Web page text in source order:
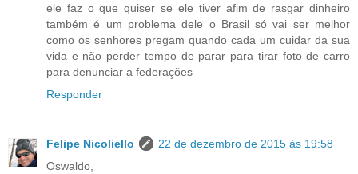
ele faz o que quiser se ele tiver afim de rasgar dinheiro
também é um problema dele o Brasil só vai ser melhor
como os senhores pregam quando cada um cuidar da sua
vida e não perder tempo de parar para tirar foto de carro
para denunciar a federações
Responder
Felipe Nicoliello
22 de dezembro de 2015 às 19:58
Oswaldo,